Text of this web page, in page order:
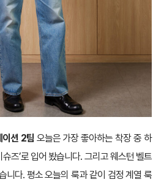
이션 2팀 오늘은 가장 좋아하는 착장 중 하
즈’로 입어 봤습니다. 그리고 웨스턴 벨트
니다. 평소 오늘의 룩과 같이 검정 계열 룩